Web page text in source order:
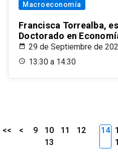
Macroeconomía
Francisca Torrealba,
Doctorado en
29 de Septiembre de
13:30 a 14:30
<< < 9 10 11
12
13
14